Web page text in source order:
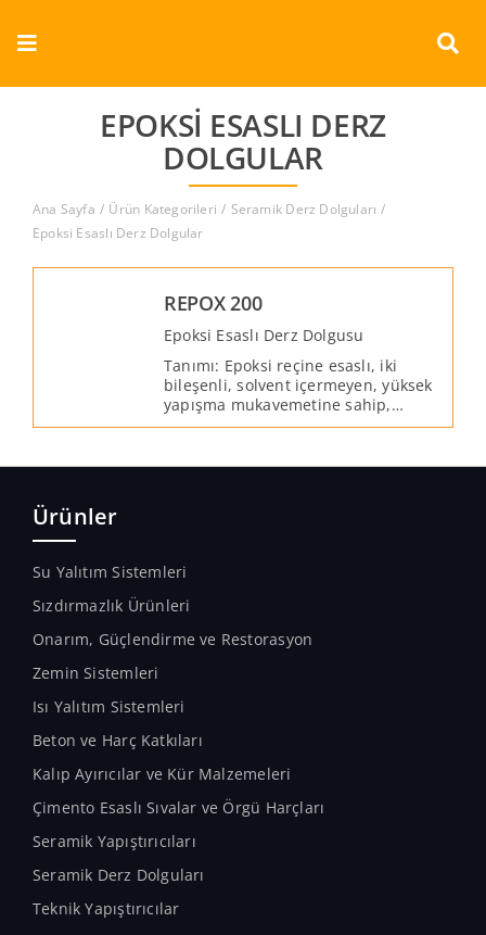
Toggle
Navigation
Kurumsal
Dokümanlar
EPOKSI ESASLI DERZ
DOLGULAR
Ana Sayfa Ürün Kategorileri
Seramik Derz Dolguları
Epoksi Esaslı Derz Dolgular
REPOX 200
Epoksi Esaslı Derz Dolgusu
Tanımı: Epoksi reçine esaslı, iki
bileşenli, solvent içermeyen, yüksek
yapışma mukavemetine sahip,
kimyasallara ve bakterilere dayanıklı,
temizlenebilen 2 - 10mm'lik derzler
Ürünler
Su Yalıtım Sistemleri
Sızdırmazlık Ürünleri
Onarım, Güçlendirme ve Restorasyon
Zemin Sistemleri
Isı Yalıtım Sistemleri
Beton ve Harç Katkıları
Kalıp Ayırıcılar ve Kür Malzemeleri
Çimento Esaslı Sıvalar ve Örgü Harçları
Seramik Yapıştırıcıları
Seramik Derz Dolguları
Teknik Yapıştırıcılar